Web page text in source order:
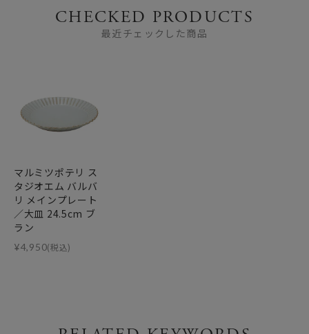
CHECKED PRODUCTS
最近チェックした商品
マルミツポテリ ス
タジオエム バルバ
リ メインプレート
／大皿 24.5cm ブ
ラン
¥4,950(税込)